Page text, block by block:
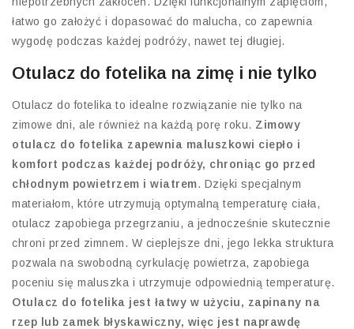
łatwo go założyć i dopasować do malucha, co zapewnia
wygodę podczas każdej podróży, nawet tej długiej.
Otulacz do fotelika na zimę i nie tylko
Otulacz do fotelika to idealne rozwiązanie nie tylko na
zimowe dni, ale również na każdą porę roku. Zimowy
otulacz do fotelika zapewnia maluszkowi ciepło i
komfort podczas każdej podróży, chroniąc go przed
chłodnym powietrzem i wiatrem. Dzięki specjalnym
materiałom, które utrzymują optymalną temperaturę ciała,
otulacz zapobiega przegrzaniu, a jednocześnie skutecznie
chroni przed zimnem. W cieplejsze dni, jego lekka struktura
pozwala na swobodną cyrkulację powietrza, zapobiega
poceniu się maluszka i utrzymuje odpowiednią temperaturę.
Otulacz do fotelika jest łatwy w użyciu, zapinany na
rzep lub zamek błyskawiczny, więc jest naprawdę